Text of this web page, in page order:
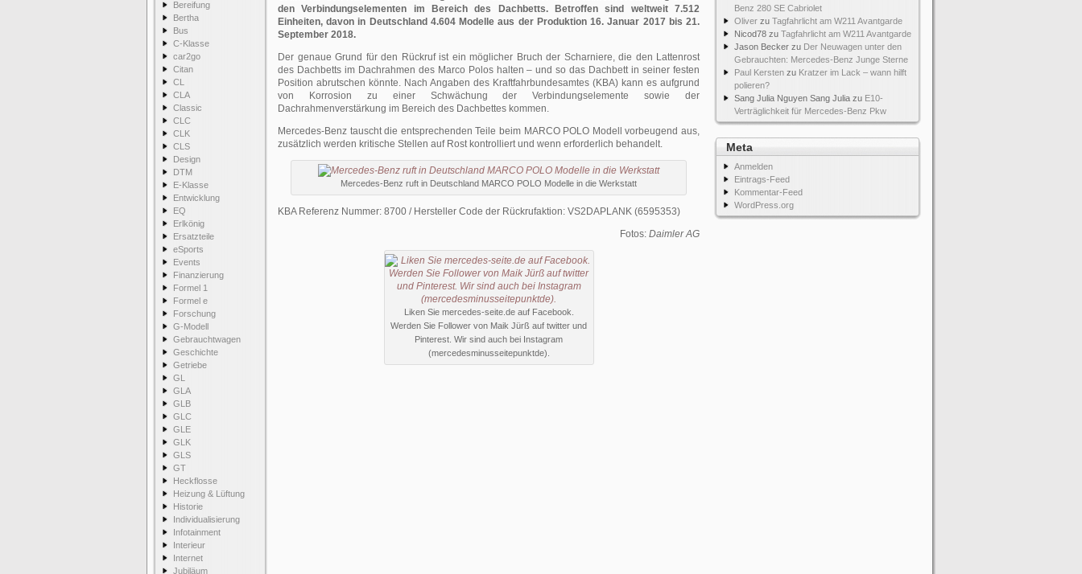
Bereifung
Bertha
Bus
C-Klasse
car2go
Citan
CL
CLA
Classic
CLC
CLK
CLS
Design
DTM
E-Klasse
Entwicklung
EQ
Erlkönig
Ersatzteile
eSports
Events
Finanzierung
Formel 1
Formel e
Forschung
G-Modell
Gebrauchtwagen
Geschichte
Getriebe
GL
GLA
GLB
GLC
GLE
GLK
GLS
GT
Heckflosse
Heizung & Lüftung
Historie
Individualisierung
Infotainment
Interieur
Internet
Jubiläum
Benz 280 SE Cabriolet
Oliver zu Tagfahrlicht am W211 Avantgarde
Nicod78 zu Tagfahrlicht am W211 Avantgarde
Jason Becker zu Der Neuwagen unter den
Gebrauchten: Mercedes-Benz Junge Sterne
Paul Kersten zu Kratzer im Lack – wann hilft
polieren?
Sang Julia Nguyen Sang Julia zu E10-
Verträglichkeit für Mercedes-Benz Pkw
Meta
Anmelden
Eintrags-Feed
Kommentar-Feed
WordPress.org
den Verbindungselementen im Bereich des Dachbetts. Betroffen sind weltweit 7.512
Einheiten, davon in Deutschland 4.604 Modelle aus der Produktion 16. Januar 2017 bis 21.
September 2018.
Der genaue Grund für den Rückruf ist ein möglicher Bruch der Scharniere, die den Lattenrost
des Dachbetts im Dachrahmen des Marco Polos halten – und so das Dachbett in seiner festen
Position abrutschen könnte. Nach Angaben des Kraftfahrbundesamtes (KBA) kann es aufgrund
von Korrosion zu einer Schwächung der Verbindungselemente sowie der
Dachrahmenverstärkung im Bereich des Dachbettes kommen.
Mercedes-Benz tauscht die entsprechenden Teile beim MARCO POLO Modell vorbeugend aus,
zusätzlich werden kritische Stellen auf Rost kontrolliert und wenn erforderlich behandelt.
Mercedes-Benz ruft in Deutschland MARCO POLO Modelle in die Werkstatt
KBA Referenz Nummer: 8700 / Hersteller Code der Rückrufaktion: VS2DAPLANK (6595353)
Fotos: Daimler AG
Liken Sie mercedes-seite.de auf Facebook.
Werden Sie Follower von Maik Jürß auf twitter und
Pinterest. Wir sind auch bei Instagram
(mercedesminusseitepunktde).